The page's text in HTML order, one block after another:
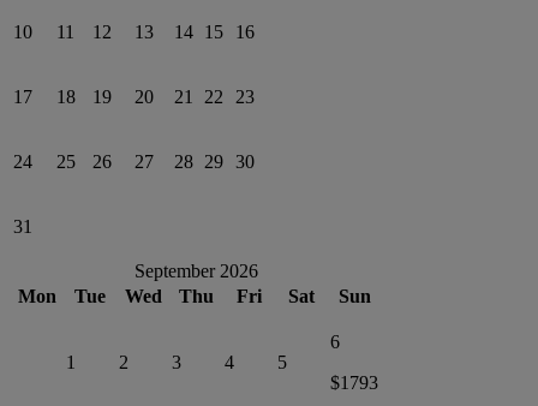
10 11 12 13 14 15 16
17 18 19 20 21 22 23
24 25 26 27 28 29 30
31
September 2026
Mon
Tue Wed Thu Fri Sat Sun
1 2 3 4 5
6
$1793